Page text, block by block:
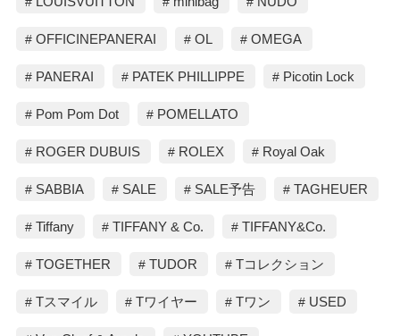
OFFICINEPANERAI OL OMEGA
PANERAI PATEK PHILLIPPE Picotin Lock
Pom Pom Dot POMELLATO
ROGER DUBUIS ROLEX Royal Oak
SABBIA SALE SALE予告 TAGHEUER
Tiffany TIFFANY & Co. TIFFANY&Co.
TOGETHER TUDOR Tコレクション
Tスマイル Tワイヤー Tワン USED